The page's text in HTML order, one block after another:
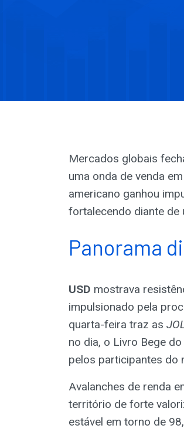
Mercados globais
uma onda de venda
americano ganhou
fortalecendo diante de
Panorama
USD mostrava
impulsionado pela
quarta-feira traz as
no dia, o Livro Bege
pelos participantes do
Avalanches de renda
território de forte
estável em torno de